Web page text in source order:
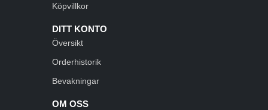
Köpvillkor
DITT KONTO
Översikt
Orderhistorik
Bevakningar
OM OSS